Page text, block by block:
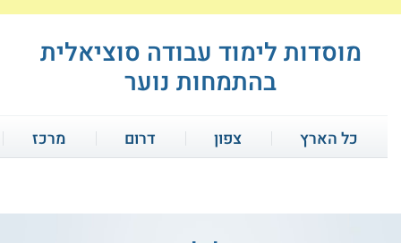
את הכלים הנלמדים ולהתנסות בטכניקות הערכה, התערבות
הסבה לעבודה סוציאלית
או חינוך שברצונם לקבל את ההכשרה הנדרשת לשמש עובדים
סוציאליים ולהיות זכאים לתואר ראשון בתחום. הלימודים
מספר ימי התנסות מעשית.
מוסדות לימוד עבודה סוציאלית
בהתמחות נוער
כל הארץ צפון דרום מרכז